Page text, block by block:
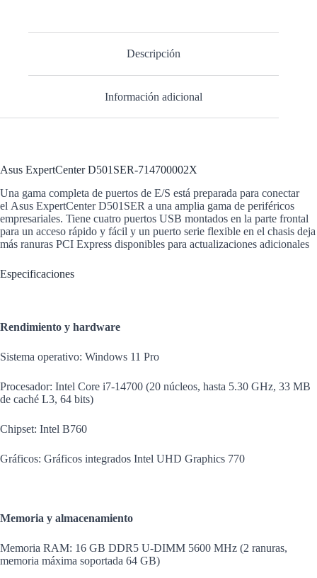
Descripción
Información adicional
Asus ExpertCenter D501SER-714700002X
Una gama completa de puertos de E/S está preparada para conectar
el Asus ExpertCenter D501SER a una amplia gama de periféricos
empresariales. Tiene cuatro puertos USB montados en la parte frontal
para un acceso rápido y fácil y un puerto serie flexible en el chasis deja
más ranuras PCI Express disponibles para actualizaciones adicionales
Especificaciones
Rendimiento y hardware
Sistema operativo: Windows 11 Pro
Procesador: Intel Core i7-14700 (20 núcleos, hasta 5.30 GHz, 33 MB
de caché L3, 64 bits)
Chipset: Intel B760
Gráficos: Gráficos integrados Intel UHD Graphics 770
Memoria y almacenamiento
Memoria RAM: 16 GB DDR5 U-DIMM 5600 MHz (2 ranuras,
memoria máxima soportada 64 GB)